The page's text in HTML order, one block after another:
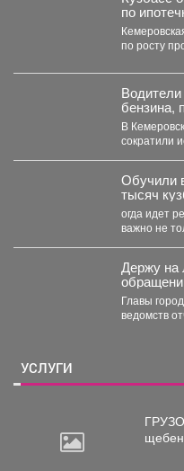
по
по росту
бензина,
В
сократили
Обучили
тысяч
огда идет
важно не
Держу на
время
Главы
ведомств
УСЛУГИ